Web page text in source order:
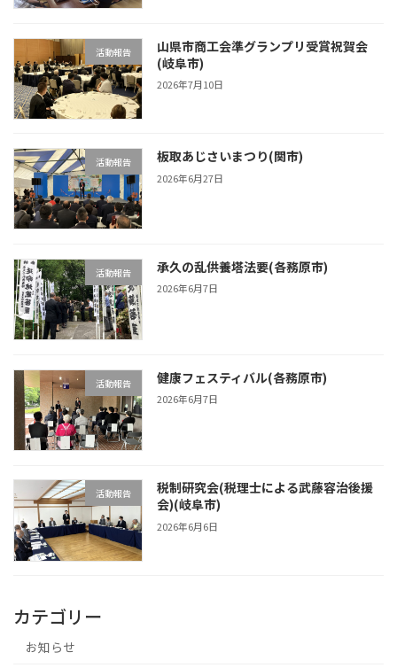
活動報告
山県市商工会準グランプリ受賞祝賀会
(岐阜市)
2026年7月10日
活動報告 板取あじさいまつり(関市)
2026年6月27日
活動報告 承久の乱供養塔法要(各務原市)
2026年6月7日
活動報告 健康フェスティバル(各務原市)
2026年6月7日
活動報告
税制研究会(税理士による武藤容治後援
会)(岐阜市)
2026年6月6日
カテゴリー
お知らせ